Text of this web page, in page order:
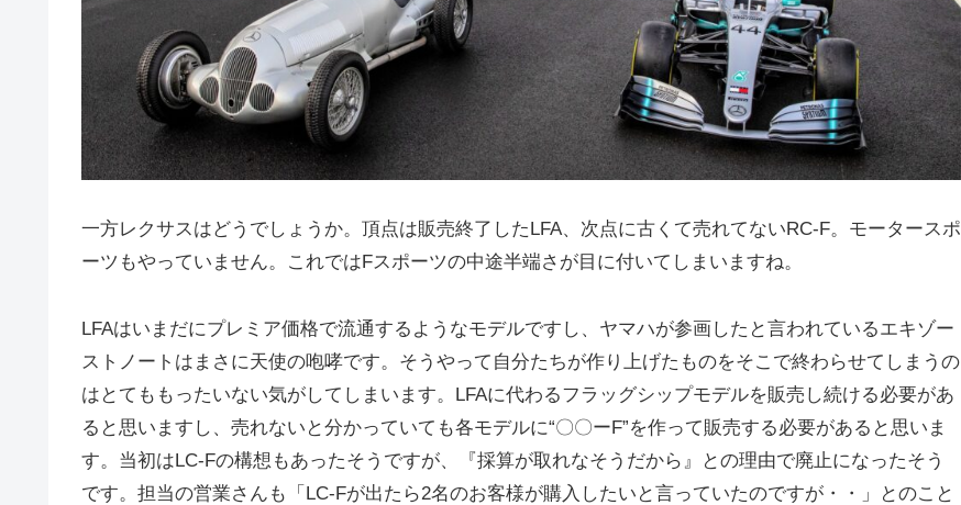
一方レクサスはどうでしょうか。頂点は販売終了したLFA、次点に古くて売れてないRC-F。モータースポ
ーツもやっていません。これではFスポーツの中途半端さが目に付いてしまいますね。
LFAはいまだにプレミア価格で流通するようなモデルですし、ヤマハが参画したと言われているエキゾー
ストノートはまさに天使の咆哮です。そうやって自分たちが作り上げたものをそこで終わらせてしまうの
はとてももったいない気がしてしまいます。LFAに代わるフラッグシップモデルを販売し続ける必要があ
ると思いますし、売れないと分かっていても各モデルに“〇〇ーF”を作って販売する必要があると思いま
す。当初はLC-Fの構想もあったそうですが、『採算が取れなそうだから』との理由で廃止になったそう
です。担当の営業さんも「LC-Fが出たら2名のお客様が購入したいと言っていたのですが・・」とのこと